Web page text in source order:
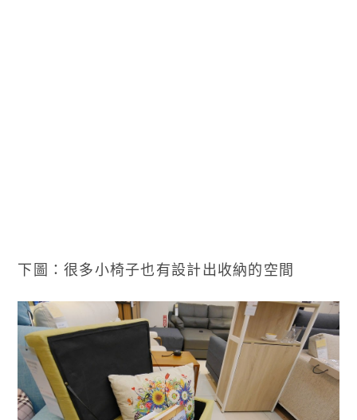
下圖：很多小椅子也有設計出收納的空間